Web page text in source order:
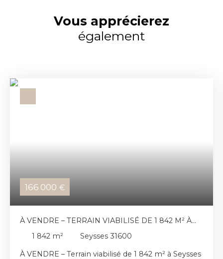
Vous apprécierez
également
166 000 €
À VENDRE – TERRAIN VIABILISÉ DE 1 842 M² À
SEYSSES
1 842 m²
Seysses 31600
À VENDRE – Terrain viabilisé de 1 842 m² à Seysses